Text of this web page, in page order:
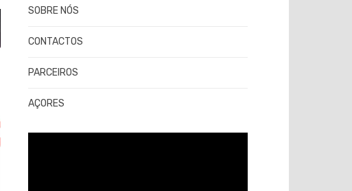
SOBRE NÓS
CONTACTOS
PARCEIROS
AÇORES